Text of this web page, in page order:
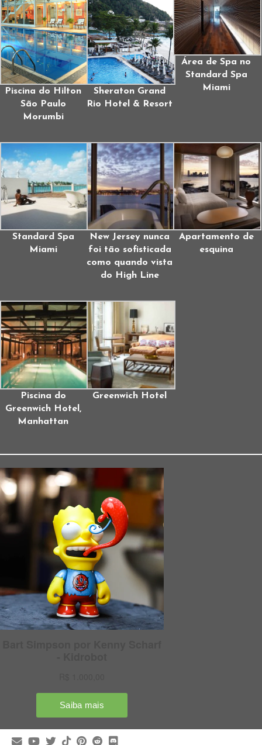
Piscina do Hilton
São Paulo
Morumbi
Sheraton Grand
Rio Hotel & Resort
Área de Spa no
Standard Spa
Miami
Standard Spa
Miami
New Jersey nunca
foi tão sofisticada
como quando vista
do High Line
Apartamento de
esquina
Piscina do
Greenwich Hotel,
Manhattan
Greenwich Hotel